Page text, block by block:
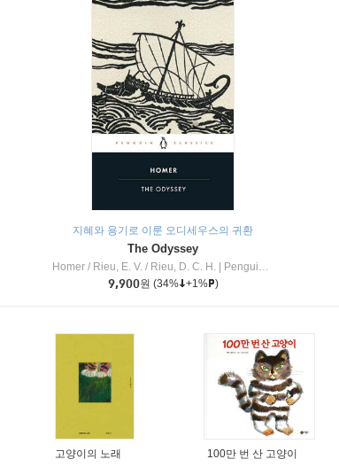
지혜와 용기로 이룬 오디세우스의 귀환
The Odyssey
Homer / Rieu, E. V. / Rieu, D. C. H.
Penguin Group
9,900원 (34% +1% )
고양이의 노래 100만 번 산 고양이